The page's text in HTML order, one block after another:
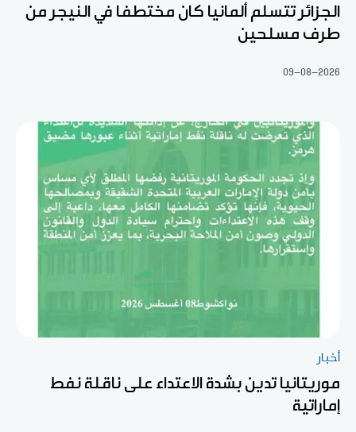
الجزائر تتسلم ألمانيا كان مختطفا في النيجر من
طرف مسلحين
09-08-2026
أخبار
موريتانيا تدين بشدة الاعتداء على ناقلة نفط
إماراتية